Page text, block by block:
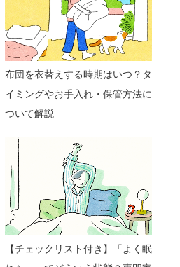
布団を衣替えする時期はいつ？タ
イミングやお手入れ・保管方法に
ついて解説
【チェックリスト付き】「よく眠